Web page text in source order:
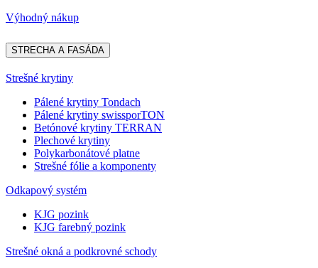
Výhodný nákup
STRECHA A FASÁDA
Strešné krytiny
Pálené krytiny Tondach
Pálené krytiny swissporTON
Betónové krytiny TERRAN
Plechové krytiny
Polykarbonátové platne
Strešné fólie a komponenty
Odkapový systém
KJG pozink
KJG farebný pozink
Strešné okná a podkrovné schody